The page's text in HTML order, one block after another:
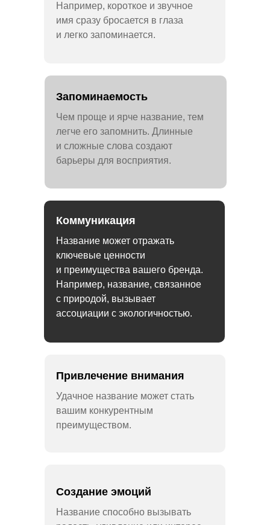
Название может отражать
ключевые ценности
и преимущества вашего бренда.
Например, название, связанное
с природой, вызывает
ассоциации с экологичностью.
Коммуникация
Например, короткое и звучное
имя сразу бросается в глаза
и легко запоминается.
Чем проще и ярче название, тем
легче его запомнить. Длинные
и сложные слова создают
барьеры для восприятия.
Запоминаемость
Название способно вызывать
Создание эмоций
Удачное название может стать
вашим конкурентным
преимуществом.
Привлечение внимания